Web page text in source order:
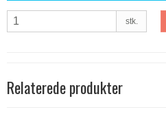
stk.
Relaterede produkter